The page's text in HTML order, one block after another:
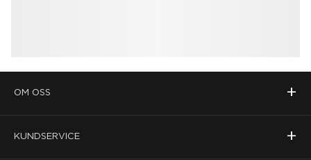
OM OSS +
KUNDSERVICE +